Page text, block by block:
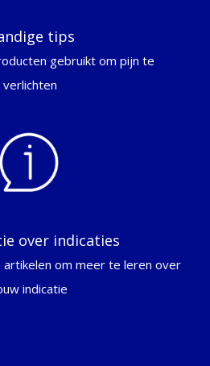
tips
gebruikt om pijn te
verlichten
over indicaties
artikelen om meer te leren over
indicatie